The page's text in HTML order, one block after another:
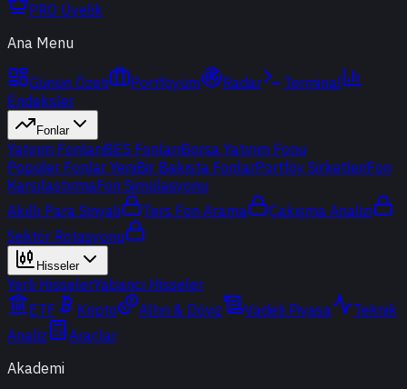
PRO Üyelik
Ana Menu
Günün Özeti Portföyüm Radar
Terminal
Endeksler
Fonlar
Yatırım FonlarıBES FonlarıBorsa Yatırım Fonu
Popüler Fonlar YeniBir Bakışta FonlarPortföy ŞirketleriFon
KarşılaştırmaFon Simülasyonu
Akıllı Para Sinyali
Ters Fon Arama
Çakışma Analizi
Sektör Rotasyonu
Hisseler
Yerli HisselerYabancı Hisseler
ETF
Kripto Altın & Döviz Vadeli Piyasa
Teknik
Analiz
Araçlar
Akademi